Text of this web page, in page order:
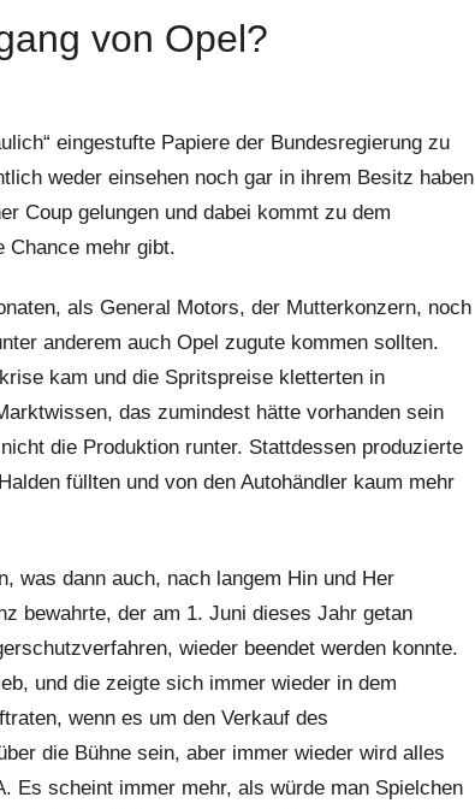
von Opel?
eingestufte Papiere der Bundesregierung zu
weder einsehen noch gar in ihrem Besitz haben
Coup gelungen und dabei kommt zu dem
Chance mehr gibt.
als General Motors, der Mutterkonzern, noch
anderem auch Opel zugute kommen sollten.
kam und die Spritspreise kletterten in
das zumindest hätte vorhanden sein
die Produktion runter. Stattdessen produzierte
füllten und von den Autohändler kaum mehr
was dann auch, nach langem Hin und Her
bewahrte, der am 1. Juni dieses Jahr getan
wieder beendet werden konnte.
und die zeigte sich immer wieder in dem
wenn es um den Verkauf des
die Bühne sein, aber immer wieder wird alles
Es scheint immer mehr, als würde man Spielchen